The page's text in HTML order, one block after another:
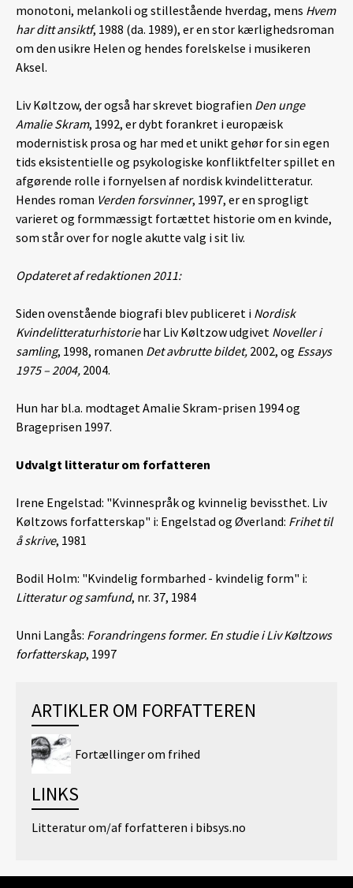
monotoni, melankoli og stillestående hverdag, mens Hvem
har ditt ansiktf, 1988 (da. 1989), er en stor kærlighedsroman
om den usikre Helen og hendes forelskelse i musikeren
Aksel.
Liv Køltzow, der også har skrevet biografien Den unge
Amalie Skram, 1992, er dybt forankret i europæisk
modernistisk prosa og har med et unikt gehør for sin egen
tids eksistentielle og psykologiske konfliktfelter spillet en
afgørende rolle i fornyelsen af nordisk kvindelitteratur.
Hendes roman Verden forsvinner, 1997, er en sprogligt
varieret og formmæssigt fortættet historie om en kvinde,
som står over for nogle akutte valg i sit liv.
Opdateret af redaktionen 2011:
Siden ovenstående biografi blev publiceret i Nordisk
Kvindelitteraturhistoriehar Liv Køltzow udgivet Noveller i
samling, 1998, romanen Det avbrutte bildet, 2002, og Essays
1975 – 2004, 2004.
Hun har bl.a. modtaget Amalie Skram-prisen 1994 og
Brageprisen 1997.
Udvalgt litteratur om forfatteren
Irene Engelstad: "Kvinnespråk og kvinnelig bevissthet. Liv
Køltzows forfatterskap" i: Engelstad og Øverland: Frihet til
å skrive, 1981
Bodil Holm: "Kvindelig formbarhed - kvindelig form" i:
Litteratur og samfund, nr. 37, 1984
Unni Langås: Forandringens former. En studie i Liv Køltzows
forfatterskap, 1997
ARTIKLER OM FORFATTEREN
Fortællinger om frihed
LINKS
Litteratur om/af forfatteren i bibsys.no